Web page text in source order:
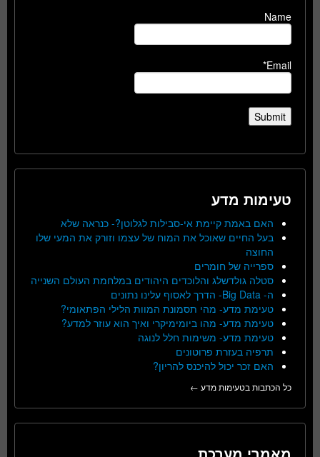
Name
Email*
טעימות מדע
האם באמת קיימת אי-סבילות לגלוטן?- כנראה שלא
בעל החיים שאוכל את המוח של עצמו וזורק את המעי שלו
החוצה
ספרייה של חומרים
סטלה גולדשלג והלוכדים היהודים במלחמת העולם השנייה
ה- Big Data- הדרך לאסוף עלינו נתונים
טעימת מדע- מהי תסמונת המוות הלילי הפתאומי?
טעימת מדע- מהו ביומימיקרי ואיך הוא עוזר למדע?
טעימת מדע- משימות חלל לנוגה
תרפיה בעזרת פרוטונים
האם זכר יכול להיכנס להריון?
כל הכתבות בטעימות מדע ←